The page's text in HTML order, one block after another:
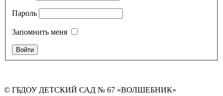
Пароль
Запомнить меня
© ГБДОУ ДЕТСКИЙ САД № 67 «ВОЛШЕБНИК»